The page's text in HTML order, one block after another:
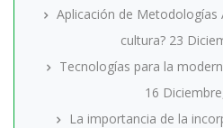
Aplicación de Metodologías
cultura? 23
Tecnologías para la
16
La importancia de la